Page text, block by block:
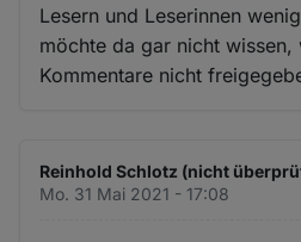
Lesern und Leserinnen
möchte da gar nicht wissen,
Kommentare nicht
Reinhold Schlotz (nicht
Mo. 31 Mai 2021 - 17:08